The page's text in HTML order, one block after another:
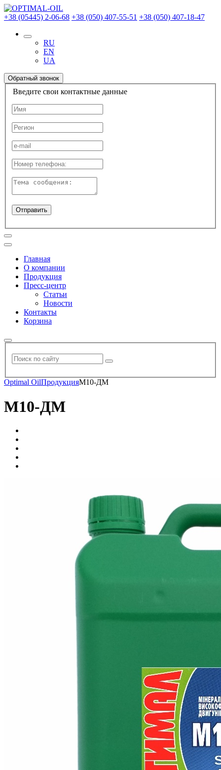
+38 (05445) 2-06-68 +38 (050) 407-55-51 +38 (050) 407-18-47
RU
EN
UA
Обратный звонок
Введите свои контактные данные
Отправить
Главная
О компании
Продукция
Пресс-центр
Статьи
Новости
Контакты
Корзина
Optimal OilПродукцияМ10-ДМ
М10-ДМ